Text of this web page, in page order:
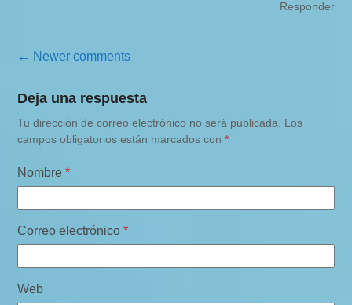
Responder
N
v
e
a
i
ó
n
d
← Newer comments
Deja una respuesta
Tu dirección de correo electrónico no será publicada.
Los
campos obligatorios están marcados con*
Nombre*
Correo electrónico*
Web